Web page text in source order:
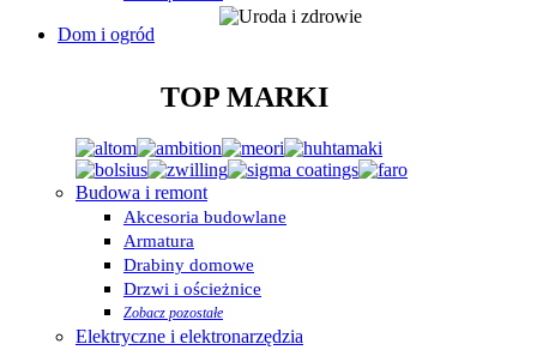
Dom i ogród
TOP MARKI
Budowa i remont
Akcesoria budowlane
Armatura
Drabiny domowe
Drzwi i ościeżnice
Zobacz pozostałe
Elektryczne i elektronarzędzia